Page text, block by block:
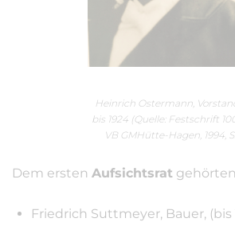
Heinrich Ostermann,
bis 1924 (Quelle: Festschrift
VB GMHütte-Hagen, 1994,
Dem ersten Aufsichtsrat gehörten
Friedrich Suttmeyer, Bauer, (bis